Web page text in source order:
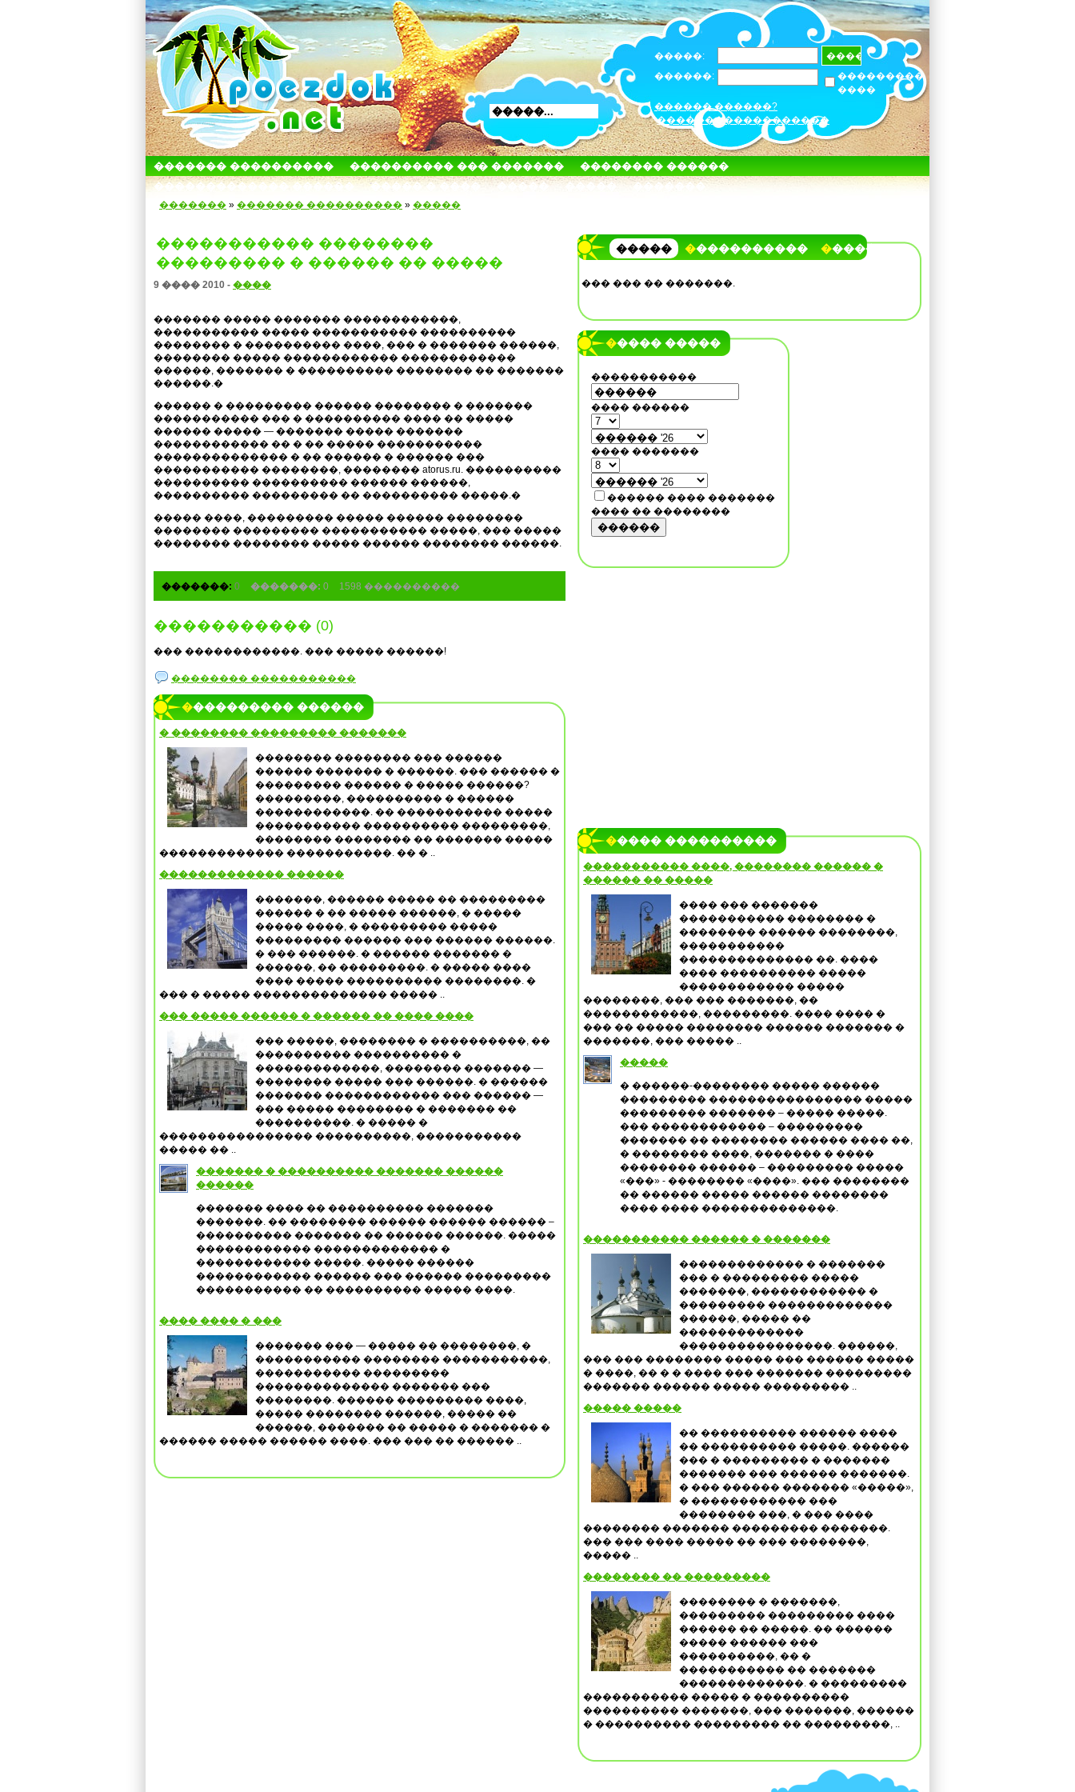
�����:
������:
���������
����
������ ������?
������������������
������� ���������� ���������� ��� �������
�������� ������
������������� ������
����� � ���� ����� ����� �������
������� » ������� ���������� » �����
����������� ��������
��������� � ������ �� �����
9 ���� 2010 - ����
������� ����� ������� ������������,
����������� ����� ����������� ����������
�������� � ���������� ����, ��� � ������� ������,
�������� ����� ������������ ������������
������, ������� � ���������� �������� �� �������
������.�
������ � ��������� ������ �������� � �������
����������� ��� � ���������� ���� �� �����
������ ����� — ������� ����� �������
������������ �� � �� ����� �����������
�������������� � �� ������ � ������ ���
����������� ��������, �������� atorus.ru. ����������
���������� ���������� ������ ������,
���������� ��������� �� ���������� �����.�
����� ����, ��������� ����� ������ ��������
�������� ��������� ����������� �����, ��� �����
�������� �������� ����� ������ �������� ������.
�������: 0 �������: 0 1598 ����������
����������� (0)
��� ������������. ��� ����� ������!
�������� �����������
���������� ������
� �������� ��������� �������
�������� �������� ��� ������
������ ������� � ������. ��� ������ �
��������� ������ � ����� ������?
���������, ���������� � ������
������������. �� ����������� �����
����������� ���������� ���������,
�������� �������� �� ������� �����
������������� �����������. �� � ..
������������� ������
�������, ������ ����� �� ���������
������ � �� ����� ������, � �����
����� ����, � ��������� �����
��������� ������ ��� ������ ������.
� ��� ������. � ������ ������� �
������, �� ���������. � ����� ����
���� ����� ���������� ��������. �
��� � ����� �������������� ����� ..
��� ����� ������ � ������ �� ���� ����
��� �����, �������� � ����������, ��
���������� ���������� �
�������������, �������� ������� —
�������� ����� ��� ������. � ������
������� ������������ ��� ������ —
��� ����� �������� � ������� ��
����������. � ����� �
���������������� ����������, �����������
����� �� ..
������� � ���������� ������� ������
������
������� ���� �� ���������� �������
�������. �� �������� ������ ������ ������ –
���������� ������� �� ������ ������. �����
������������ ������������� �
������������ �����. ����� ������
������������ ������ ��� ������ ���������
����������� �� ���������� ����� ����.
���� ���� � ���
������� ��� — ����� �� ��������, �
����������� �������� �����������,
����������� ���������
�������������� ������� ���
��������. ������ ��������� ����,
����� �������� ������, ����� ��
������, ������� �� ����� � ������� �
������ ����� ������ ����. ��� ��� �� ������ ..
����� ����������� �����
��� ��� �� �������.
����� �����
�����������
���� ������
���� �������
������ ���� �������
���� �� ��������
������
����� ����������
����������� ����, �������� ������ �
������ �� �����
���� ��� �������
����������� �������� �
�������� ������ ��������,
�����������
�������������� ��. ����
���� ���������� �����
������������ �����
��������, ��� ��� �������, ��
������������, ���������. ���� ���� �
��� �� ����� �������� ������ ������� �
�������, ��� ����� ..
�����
� ������-�������� ����� ������
��������� ���������������� �����
��������� ������� – ����� �����.
��� ������������ – ���������
������� �� �������� ������ ���� ��,
� �������� ����, ������� � ����
�������� ������ – ��������� �����
«���» - �������� «����». ��� ��������
�� ������ ����� ������ ��������
���� ���� ��������������.
����������� ������ � �������
������������� � �������
��� � ��������� �����
�������, ������������ �
��������� �������������
������, ����� ��
�������������
����������������. ������,
��� ��� �������� ����� ��� ������ �����
� ����, �� � � ���� ��� ������� ���������
������� ������ ����� ��������� ..
����� �����
�� ���������� ������ ����
�� ���������� �����. ������
��� � ��������� � �������
������� ��� ������ �������.
� ��� ������ ������� «�����»,
� ������������ ���
�������� ���, � ��� ����
�������� ������� ��������� �������.
��� ��� ���� ����� �� ��� ��������,
����� ..
�������� �� ���������
�������� � �������,
��������� ��������� ����
������ �� �����. �� ������
����� ������ ���
����������, �� �
����������� �� �������
�������������. � ���������
����������� ����� � ����������
���������� �������, ��� �������, ������
� ���������� ��������� �� ���������, ..